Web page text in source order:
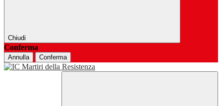
Chiudi
Conferma
Annulla Conferma